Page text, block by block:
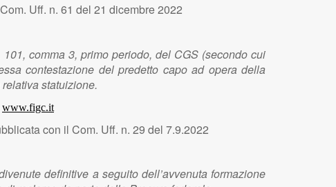
Uff. n. 61 del 21 dicembre 2022
comma 3, primo periodo, del CGS (secondo cui
contestazione del predetto capo ad opera della
statuizione.
www.figc.it
con il Com. Uff. n. 29 del 7.9.2022
definitive a seguito dell’avvenuta formazione